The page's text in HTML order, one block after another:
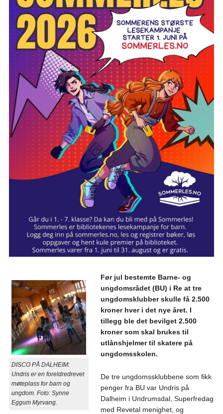
DISCO PÅ DALHEIM:
Undris er en foreldredrevet
møteplass for barn og
ungdom. Foto: Synne
Eggum Myrvang.
Før jul bestemte Barne- og
ungdomsrådet (BU) i Re at tre
ungdomsklubber skulle få 2.500
kroner hver i det nye året. I
tillegg ble det bevilget 2.500
kroner som skal brukes til
utlånshjelmer til skatere på
ungdomsskolen.
De tre ungdomssklubbene som fikk
penger fra BU var Undris på
Dalheim i Undrumsdal, Superfredag
med Revetal menighet, og